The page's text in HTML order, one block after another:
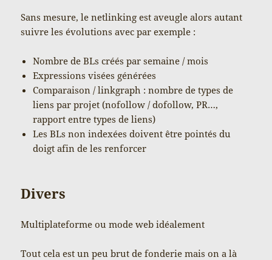
Sans mesure, le netlinking est aveugle alors autant
suivre les évolutions avec par exemple :
Nombre de BLs créés par semaine / mois
Expressions visées générées
Comparaison / linkgraph : nombre de types de
liens par projet (nofollow / dofollow, PR…,
rapport entre types de liens)
Les BLs non indexées doivent être pointés du
doigt afin de les renforcer
Divers
Multiplateforme ou mode web idéalement
Tout cela est un peu brut de fonderie mais on a là